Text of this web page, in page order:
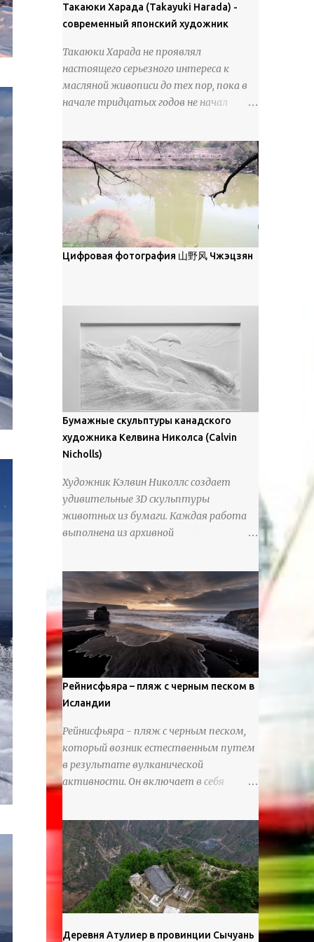
18 век. Шахматный набор "Рыцари
против турок" в шкатулке из
см, Холмогоры, 18 век....
покрова может восприниматься как
матовая. Такое свойство чаще всего
метелевого и фирнизированного снега.
Тем не менее, иногда значительное
количество кристаллов может
располагаться в одной плоскости,
поверхностной изморози. В данном
случае усиливается зеркальное
отражение, что приводит к
искристости снега, зависящей от
положения наблюдателя и высоты
солнца. Зеркальные свойства наиболее
заметны при угле солнечного света 15°
и ниже; при более высокой солнечной
описываются индикатрисой ...
Такаюки Харада (Takayuki Harada) -
современный японский художник
Такаюки Харада не проявлял
настоящего серьезного интереса к
масляной живописи до тех пор, пока в
начале тридцатых годов не начал
художественные музеи и галереи, он
был глубоко тронут и вдохновлен
красотой масляной живописи великих
мастеров. Искусствовед Брайан
Шервин прокомментировал картины
художника, заявив, что "Такаюки
Харада сочетает в себе классическую
смысле, персонажи его картин
предлагают зрителям незаконченный
рассказ, который усиливается его
уникальной манерой использования
освещения". Для просмотра всех работ,
посетите страницу –
https://www.artfinder.com/artist/takayuki-
harada/about/#/
Цифровая фотография 山野风 Чжэцзян
Бумажные скульптуры канадского
художника Келвина Николса (Calvin
Nicholls)
Художник Кэлвин Николлс создает
удивительные 3D скульптуры
животных из бумаги. Каждая работа
выполнена из архивной
выцветание. Николлс использует
крошечные количества клея для
закрепления отдельных деталей,
используя ножи и инструменты для
текстурирования, чтобы точно
вылепить каждую деталь. источник
https://calvinnicholls.com/
Рейнисфьяра – пляж с черным песком в
Исландии
Рейнисфьяра - пляж с черным песком,
который возник естественным путем
в результате вулканической
активности. Он включает в себя
массивные базальтовые
шестиугольные колонны, высокие
утесы, лавовые образования, черную
береговую линию и великолепные
каменные арки.
Деревня Атулиер в провинции Сычуань